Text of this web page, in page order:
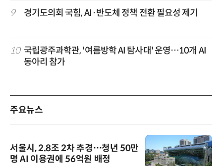
9 경기도의회 국힘, AI·반도체 정책 전환 필요성 제기
10 국립광주과학관, '여름방학 AI 탐사대' 운영…10개 AI
동아리 참가
주요뉴스
서울시, 2.8조 2차 추경…청년 50만
명 AI 이용권에 56억원 배정